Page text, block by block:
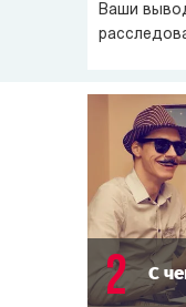
Ваши
2 С